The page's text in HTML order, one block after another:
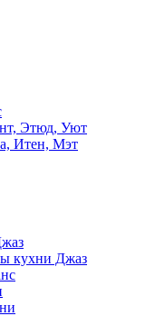
Этюд, Уют
Итен, Мэт
кухни Джаз